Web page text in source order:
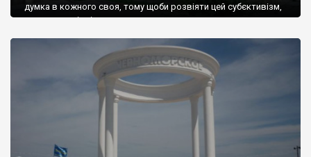
думка в кожного своя, тому щоби розвіяти цей субєктивізм,
запрошую відвідати це